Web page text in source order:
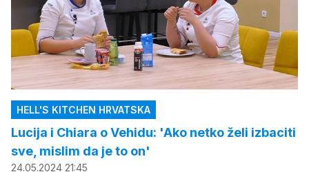
HELL'S KITCHEN HRVATSKA
Lucija i Chiara o Vehidu: 'Ako netko želi izbaciti
sve, mislim da je to on'
24.05.2024 21:45